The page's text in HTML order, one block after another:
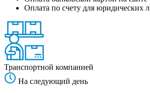
Оплата по счету для юридических
Транспортной компанией
На следующий день